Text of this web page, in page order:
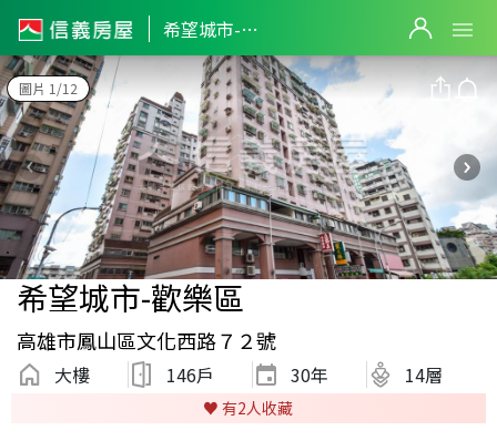
希望城市-歡樂區
圖片 1/12
希望城市-歡樂區
高雄市鳳山區文化西路７２號
大樓 146戶 30年 14層
♥️ 有2人收藏